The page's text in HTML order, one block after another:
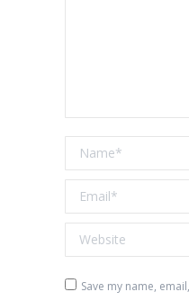
Name *
Email *
Website
Save my name,